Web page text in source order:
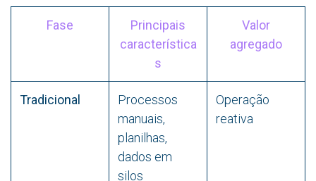
Fase
Principais
característica
s
Valor
agregado
Tradicional
Processos
manuais,
planilhas,
dados em
silos
Operação
reativa